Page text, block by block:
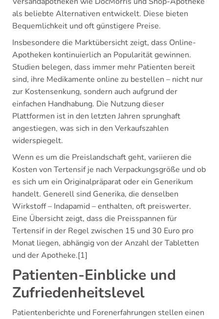
als beliebte Alternativen entwickelt. Diese bieten
Bequemlichkeit und oft günstigere Preise.
Insbesondere die Marktübersicht zeigt, dass Online-
Apotheken kontinuierlich an Popularität gewinnen.
Studien belegen, dass immer mehr Patienten bereit
sind, ihre Medikamente online zu bestellen – nicht nur
zur Kostensenkung, sondern auch aufgrund der
einfachen Handhabung. Die Nutzung dieser
Plattformen ist in den letzten Jahren sprunghaft
angestiegen, was sich in den Verkaufszahlen
widerspiegelt.
Wenn es um die Preislandschaft geht, variieren die
Kosten von Tertensif je nach Verpackungsgröße und ob
es sich um ein Originalpräparat oder ein Generikum
handelt. Generell sind Generika, die denselben
Wirkstoff – Indapamid – enthalten, oft preiswerter.
Eine Übersicht zeigt, dass die Preisspannen für
Tertensif in der Regel zwischen 15 und 30 Euro pro
Monat liegen, abhängig von der Anzahl der Tabletten
und der Apotheke.[1]
Patienten-Einblicke und
Zufriedenheitslevel
Patientenberichte und Forenerfahrungen stellen einen